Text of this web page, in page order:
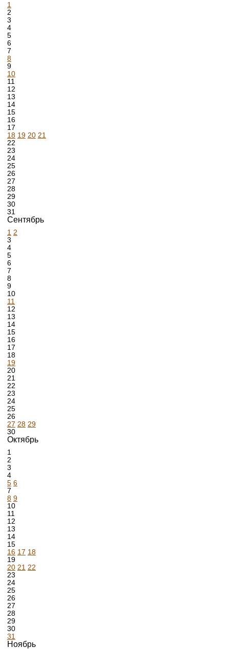
1
2
3
4
5
6
7
8
9
10
11
12
13
14
15
16
17
18 19 20 21
22
23
24
25
26
27
28
29
30
31
Сентябрь
1 2
3
4
5
6
7
8
9
10
11
12
13
14
15
16
17
18
19
20
21
22
23
24
25
26
27 28 29
30
Октябрь
1
2
3
4
5 6
7
8 9
10
11
12
13
14
15
16 17 18
19
20 21 22
23
24
25
26
27
28
29
30
31
Ноябрь